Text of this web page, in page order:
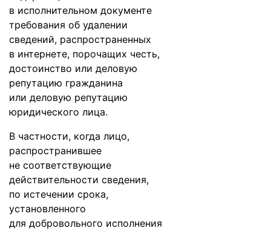
в исполнительном документе
требования об удалении
сведений, распространенных
в интернете, порочащих честь,
достоинство или деловую
репутацию гражданина
или деловую репутацию
юридического лица.
В частности, когда лицо,
распространившее
не соответствующие
действительности сведения,
по истечении срока,
установленного
для добровольного исполнения